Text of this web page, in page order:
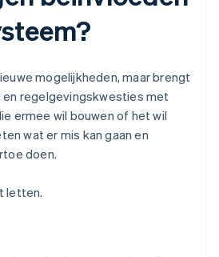
mogelijkheden, maar brengt
en regelgevingskwesties met
ermee wil bouwen of het wil
wat er mis kan gaan en
doen.
letten.